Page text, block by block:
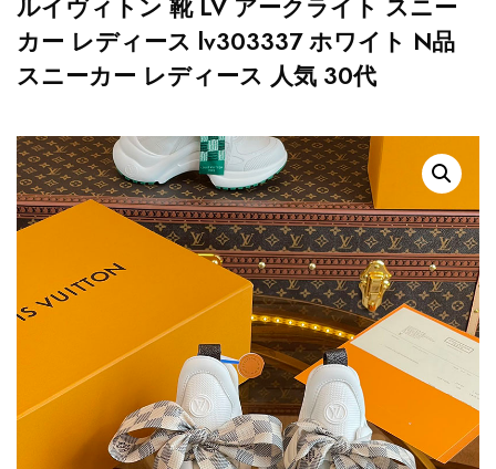
ルイヴィトン 靴 LV アークライト スニー
カー レディース lv303337 ホワイト N品
スニーカー レディース 人気 30代